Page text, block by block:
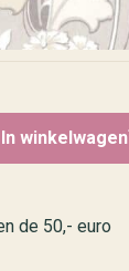
In winkelwagen
de 50,- euro